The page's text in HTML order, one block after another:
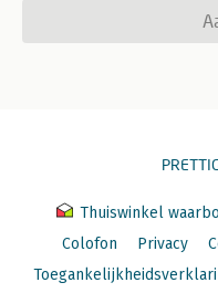
Thuiswinkel
Colofon
Privacy